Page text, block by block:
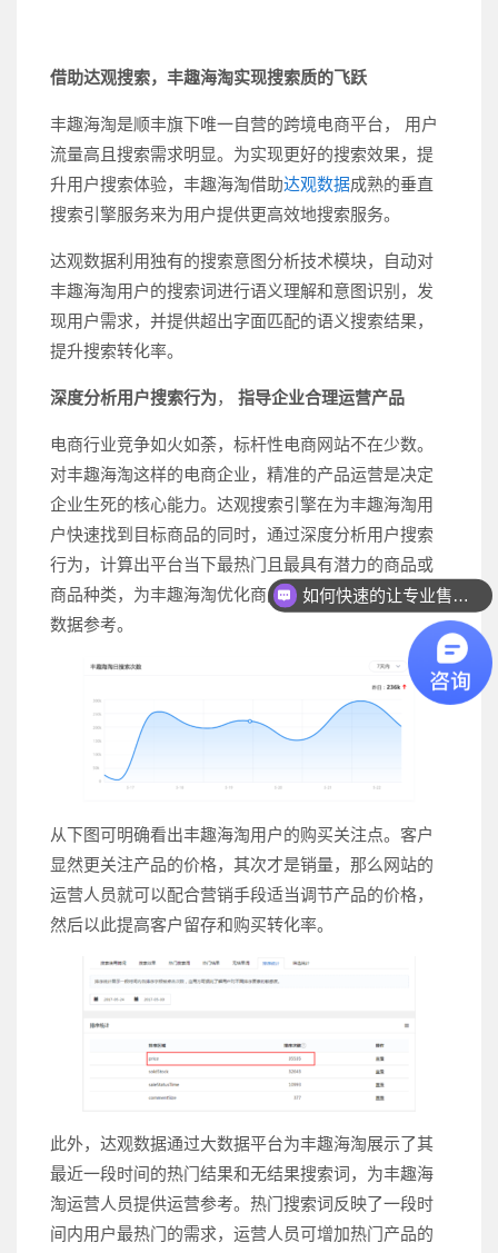
借助达观搜索，丰趣海淘实现搜索质的飞跃
丰趣海淘是顺丰旗下唯一自营的跨境电商平台， 用户
流量高且搜索需求明显。为实现更好的搜索效果，提
升用户搜索体验，丰趣海淘借助达观数据成熟的垂直
搜索引擎服务来为用户提供更高效地搜索服务。
达观数据利用独有的搜索意图分析技术模块，自动对
丰趣海淘用户的搜索词进行语义理解和意图识别，发
现用户需求，并提供超出字面匹配的语义搜索结果，
提升搜索转化率。
深度分析用户搜索行为， 指导企业合理运营产品
电商行业竞争如火如荼，标杆性电商网站不在少数。
对丰趣海淘这样的电商企业，精准的产品运营是决定
企业生死的核心能力。达观搜索引擎在为丰趣海淘用
户快速找到目标商品的同时，通过深度分析用户搜索
行为，计算出平台当下最热门且最具有潜力的商品或
商品种类，为丰趣海淘优化商品比例提供客观可靠的
数据参考。
从下图可明确看出丰趣海淘用户的购买关注点。客户
显然更关注产品的价格，其次才是销量，那么网站的
运营人员就可以配合营销手段适当调节产品的价格，
然后以此提高客户留存和购买转化率。
此外，达观数据通过大数据平台为丰趣海淘展示了其
最近一段时间的热门结果和无结果搜索词，为丰趣海
淘运营人员提供运营参考。热门搜索词反映了一段时
间内用户最热门的需求，运营人员可增加热门产品的
如何快速的让专业售前联系我？